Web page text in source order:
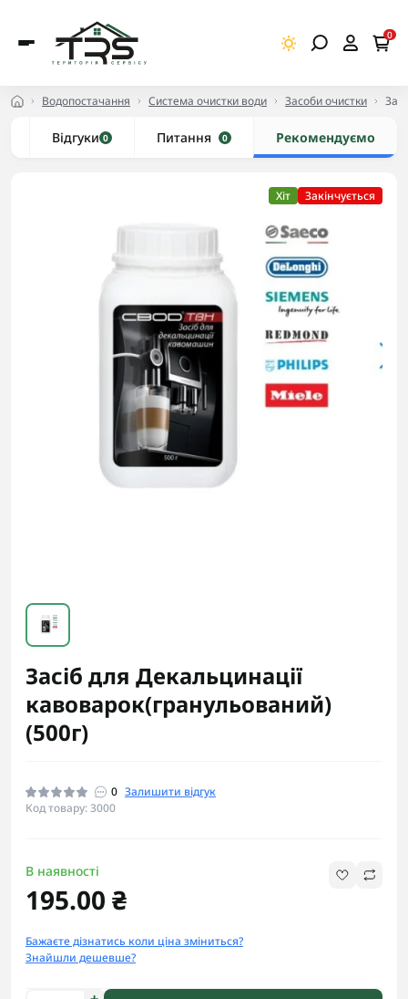
0
Водопостачання Система очистки води Засоби очистки
Відгуки 0 Питання 0 Рекомендуємо
Хіт Закінчується
Засіб для Декальцинації
кавоварок(гранульований)
(500г)
0 Залишити відгук
Код товару: 3000
В наявності
195.00 ₴
Бажаєте дізнатись коли ціна зміниться?
Знайшли дешевше?